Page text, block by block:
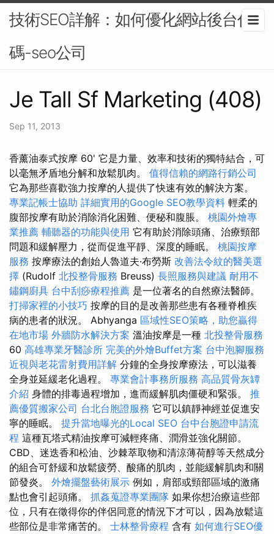
技術SEO詳解：如何優化網站後台代
碼-seo公司
Je Tall Sf Marketing (408)
Sep 11, 2013
香薰油泰式按摩 60' 它是力量、效率和技術的獨特結合，可
以毫無矛盾地分解和放鬆肌肉。 值得信賴的網路行銷公司
它為那些喜歡強力按摩的人提供了快速有效的解決方案。
專業記帳士協助 詳細實用的Google SEO教學資料 輕柔的
腹部按摩有助於消除消化困難、便秘和腹脹。 桃園外燴專
業推薦 輔聽器的功能與使用 它有助於消除頭痛、治療頸部
問題和緩解壓力，從而促進平靜、深度的睡眠。 桃園按摩
服務 按摩療法的創始人魯道夫·布勞斯 改善法令紋的醫美選
擇 (Rudolf 北投整骨服務 Breuss) 長照服務與建議 耐用不
鏽鋼廚具 台中刮痧療程推薦 是一位著名的自然療法醫師。
打掃家裡的小技巧 按摩的目的是改善那些患有各種脊椎疾
病的患者的狀況。 Abhyanga 區域性SEO策略，助您贏得
在地市場 外牆防水解決方案 溫油按摩是一種 北投整骨服務
60 高雄專業牙醫診所 完美的外燴Buffet方案 台中泡腳服務
近視與老花雷射費用詳解 分鐘的全身按摩療法，可以滋養
全身並延緩老化過程。 專業會計事務所服務 高品質骨灰罈
介紹 身體的排毒過程增加，進而緩解肌肉僵硬和緊張。 推
薦優質搬家公司 台北台胞證服務 它可以鎮靜神經並促進安
寧的睡眠。 提升當地曝光的Local SEO 台中台胞證申請流
程 這種瓦塔式精油按摩可減輕疼痛、潤滑並強化關節。
CBD、迷迭香和松油、沙棘萃取物和清涼薄荷醇等天然成分
的組合可舒緩和放鬆疲勞、酸痛的肌肉，並能緩解肌肉和關
節發炎。 外燴擺盤藝術展示 例如，肩部或頸部區域的激痛
點也會引起頭痛。 抓姦蒐證專業團隊 如果你想治療這些部
位，只有在徵得你的伴侶同意的情況下才可以，因為放鬆這
些部位是非常痛苦的。 士林整骨療程 含有 如何進行SEO優